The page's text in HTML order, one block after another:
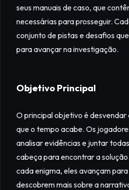
seus manuais de caso, que
necessárias para prosseguir.
conjunto de pistas e desafios
para avançar na investigação.
Objetivo Principal
O principal objetivo é
que o tempo acabe. Os
analisar evidências e juntar
cabeça para encontrar a
cada enigma, eles avançam
descobrem mais sobre a